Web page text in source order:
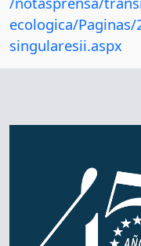
ecologica/
singularesii.aspx